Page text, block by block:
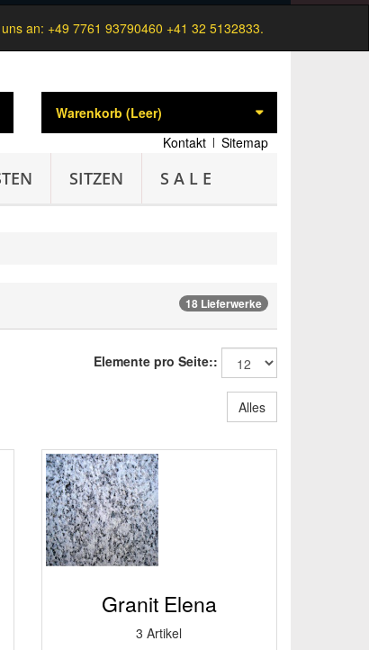
an: +49 7761 93790460 +41 32 5132833.
Warenkorb (Leer)
Kontakt Sitemap
SITZEN S A L E
18 Lieferwerke
Elemente pro Seite::
Alles
Granit Elena
3 Artikel